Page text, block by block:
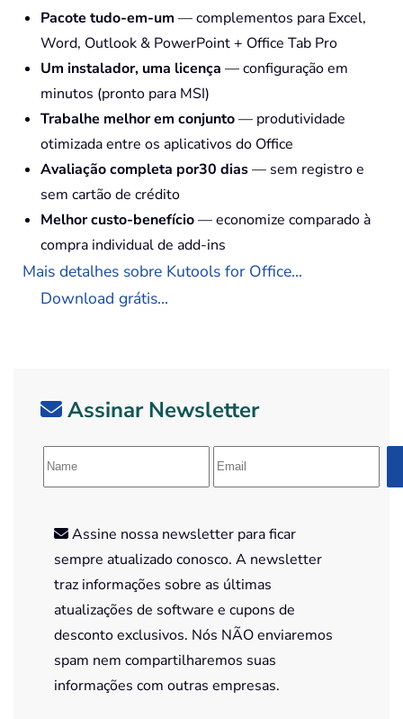
Pacote tudo-em-um — complementos para Excel,
Word, Outlook & PowerPoint + Office Tab Pro
Um instalador, uma licença — configuração em
minutos (pronto para MSI)
Trabalhe melhor em conjunto— produtividade
otimizada entre os aplicativos do Office
Avaliação completa por30 dias— sem registro e
sem cartão de crédito
Melhor custo-benefício— economize comparado à
compra individual de add-ins
Mais detalhes sobre Kutools for Office...
Download grátis...
Assinar Newsletter
Assine nossa newsletter para ficar
sempre atualizado conosco. A newsletter
traz informações sobre as últimas
atualizações de software e cupons de
desconto exclusivos. Nós NÃO enviaremos
spam nem compartilharemos suas
informações com outras empresas.